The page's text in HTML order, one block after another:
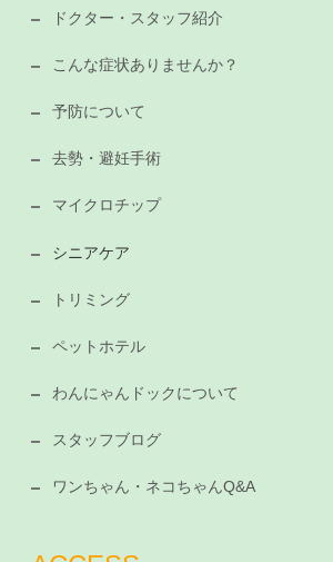
ドクター・スタッフ紹介
こんな症状ありませんか？
予防について
去勢・避妊手術
マイクロチップ
シニアケア
トリミング
ペットホテル
わんにゃんドックについて
スタッフブログ
ワンちゃん・ネコちゃんQ&A